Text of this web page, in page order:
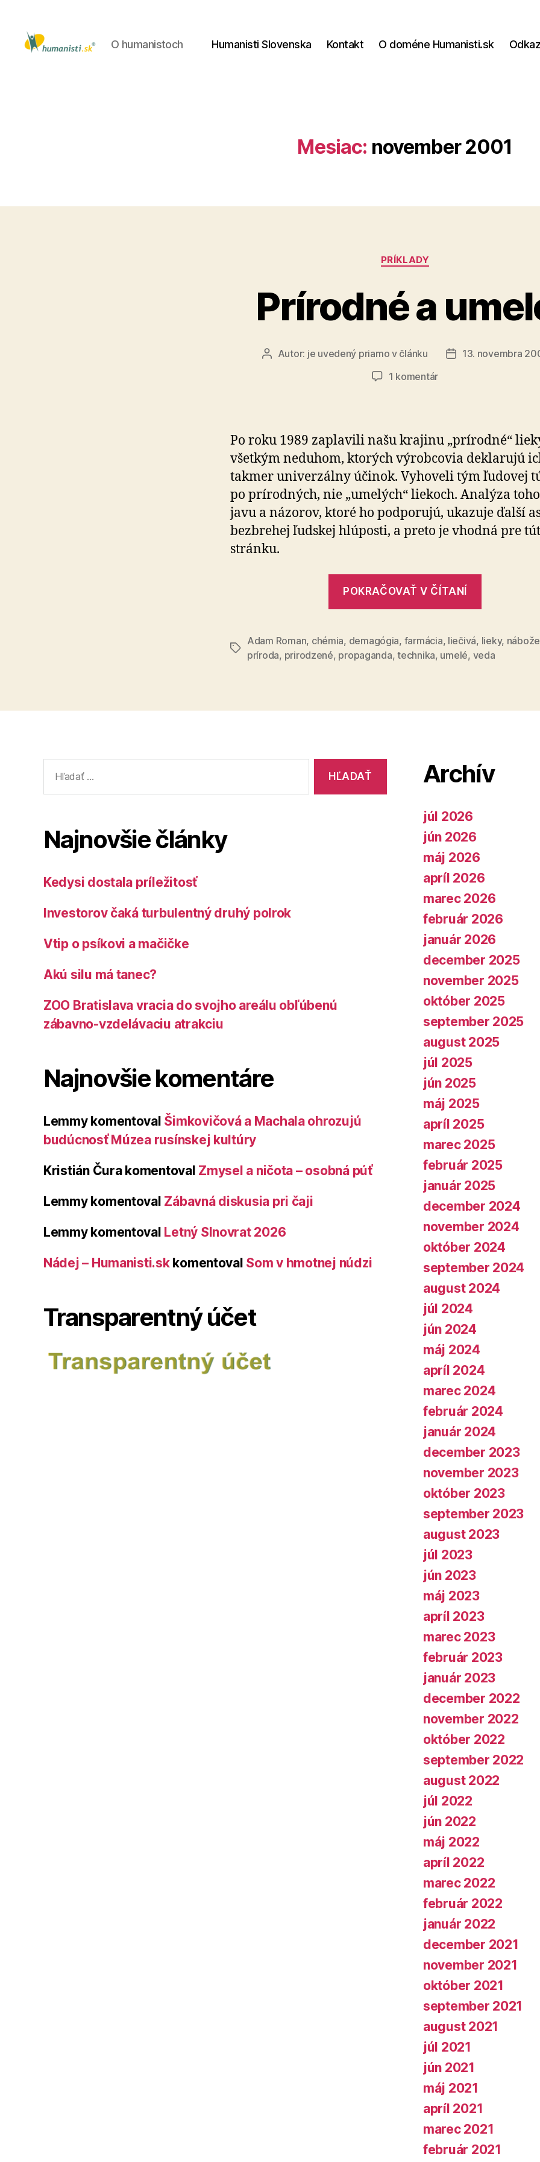
O humanistoch Humanisti Slovenska Kontakt O doméne Humanisti.sk
Mesiac: november 2001
Kategórie
PRÍKLADY
Prírodné a
AutorAutor: je uvedený priamo v článku
Dátum
13. novembra
1 komentárna
Po roku 1989 zaplavili našu krajinu „prírodné“
všetkým neduhom, ktorých výrobcovia deklarujú
takmer univerzálny účinok. Vyhoveli tým ľudovej
po prírodných, nie „umelých“ liekoch. Analýza
javu a názorov, ktoré ho podporujú, ukazuje ďalší
bezbrehej ľudskej hlúposti, a preto je vhodná pre
stránku.
POKRAČOVAŤ V ČÍTANÍ
Značky
Adam Roman, chémia, demagógia, farmácia, liečivá, lieky,
príroda, prirodzené, propaganda,technika, umelé, veda
Najnovšie články
Kedysi dostala príležitosť
Investorov čaká turbulentný druhý polrok
Vtip o psíkovi a mačičke
Akú silu má tanec?
ZOO Bratislava vracia do svojho areálu obľúbenú
zábavno-vzdelávaciu atrakciu
Najnovšie komentáre
Lemmykomentoval Šimkovičová a Machala ohrozujú
budúcnosť Múzea rusínskej kultúry
Kristián Čurakomentoval Zmysel a ničota – osobná púť
Lemmykomentoval Zábavná diskusia pri čaji
Lemmykomentoval Letný Slnovrat 2026
Nádej – Humanisti.skkomentoval Som v hmotnej núdzi
Transparentný účet
Archív
júl 2026
jún 2026
máj 2026
apríl 2026
marec 2026
február 2026
január 2026
december 2025
november 2025
október 2025
september 2025
august 2025
júl 2025
jún 2025
máj 2025
apríl 2025
marec 2025
február 2025
január 2025
december 2024
november 2024
október 2024
september 2024
august 2024
júl 2024
jún 2024
máj 2024
apríl 2024
marec 2024
február 2024
január 2024
december 2023
november 2023
október 2023
september 2023
august 2023
júl 2023
jún 2023
máj 2023
apríl 2023
marec 2023
február 2023
január 2023
december 2022
november 2022
október 2022
september 2022
august 2022
júl 2022
jún 2022
máj 2022
apríl 2022
marec 2022
február 2022
január 2022
december 2021
november 2021
október 2021
september 2021
august 2021
júl 2021
jún 2021
máj 2021
apríl 2021
marec 2021
február 2021